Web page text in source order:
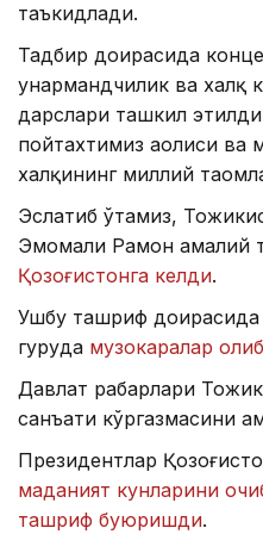
таъкидлади.
Тадбир доирасида
ҳунармандчилик ва халқ
дарслари ташкил
пойтахтимиз аҳолиси ва
халқининг миллий
Эслатиб ўтамиз,
Эмомали Раҳмон амалий
Қозоғистонга келди.
Ушбу ташриф доирасида
гуруҳда музокаралар
Давлат раҳбарлари
санъати кўргазмасини
Президентлар
маданият кунларини
ташриф буюришди.